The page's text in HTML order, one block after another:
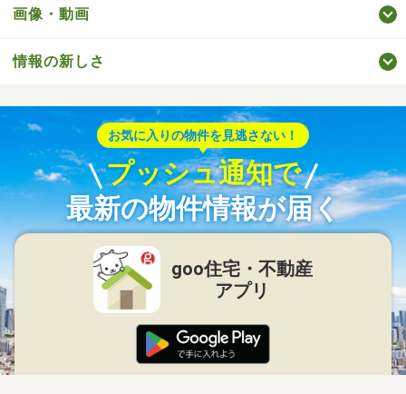
画像・動画
情報の新しさ
お気に入りの物件を見逃さない！
プッシュ通知で
最新の物件情報が届く
goo住宅・不動産
アプリ